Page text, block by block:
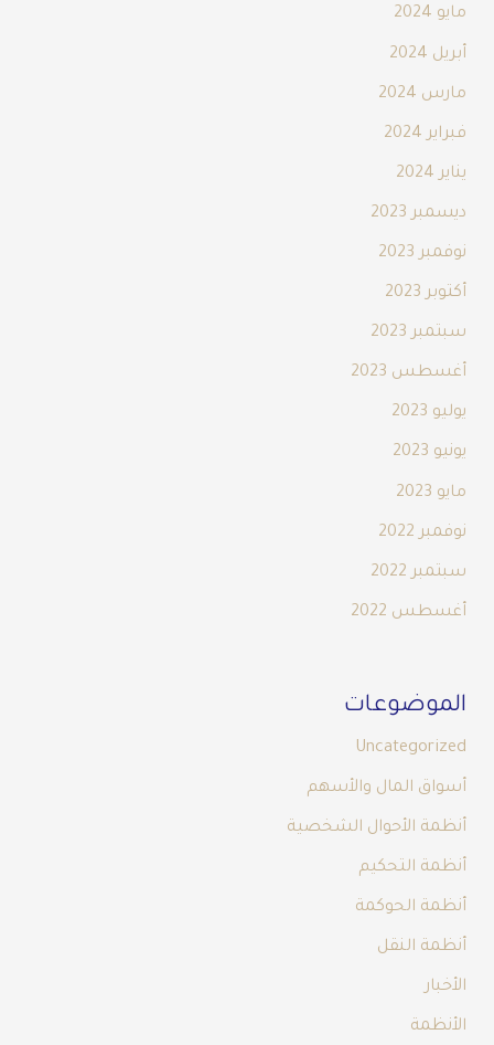
مايو 2024
أبريل 2024
مارس 2024
فبراير 2024
يناير 2024
ديسمبر 2023
نوفمبر 2023
أكتوبر 2023
سبتمبر 2023
أغسطس 2023
يوليو 2023
يونيو 2023
مايو 2023
نوفمبر 2022
سبتمبر 2022
أغسطس 2022
الموضوعات
Uncategorized
أسواق المال والأسهم
أنظمة الأحوال الشخصية
أنظمة التحكيم
أنظمة الحوكمة
أنظمة النقل
الأخبار
الأنظمة